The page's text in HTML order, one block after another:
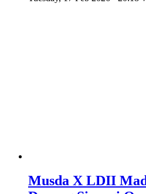
Musda X LDII